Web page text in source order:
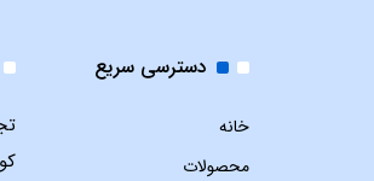
دسترسی سریع
خانه
محصولات